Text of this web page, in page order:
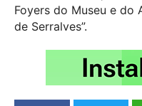
Foyers do Museu e do
de Serralves”.